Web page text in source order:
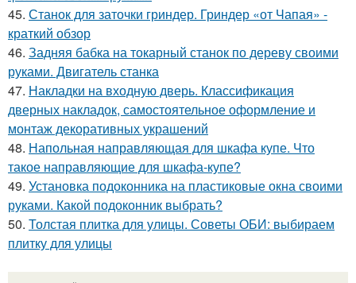
45. Станок для заточки гриндер. Гриндер «от Чапая» -
краткий обзор
46. Задняя бабка на токарный станок по дереву своими
руками. Двигатель станка
47. Накладки на входную дверь. Классификация
дверных накладок, самостоятельное оформление и
монтаж декоративных украшений
48. Напольная направляющая для шкафа купе. Что
такое направляющие для шкафа-купе?
49. Установка подоконника на пластиковые окна своими
руками. Какой подоконник выбрать?
50. Толстая плитка для улицы. Советы ОБИ: выбираем
плитку для улицы